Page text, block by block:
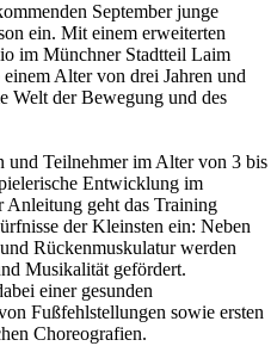
September junge
ein. Mit einem erweiterten
im Münchner Stadtteil Laim
Alter von drei Jahren und
Welt der Bewegung und des
und Teilnehmer im Alter von 3 bis
Entwicklung im
geht das Training
der Kleinsten ein: Neben
Rückenmuskulatur werden
Musikalität gefördert.
einer gesunden
Fußfehlstellungen sowie ersten
Choreografien.